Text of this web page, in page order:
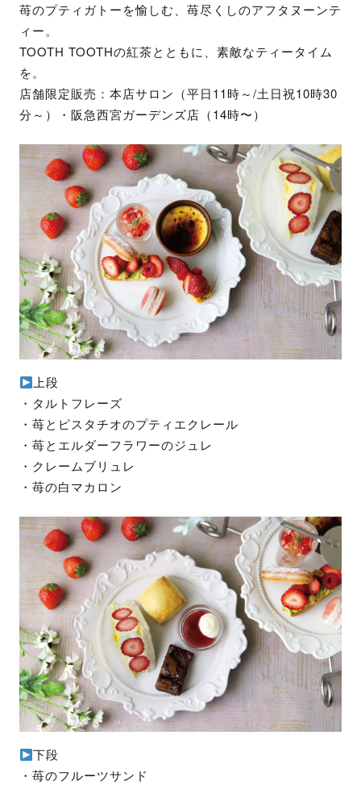
苺のプティガトーを愉しむ、苺尽くしのアフタヌーンテ
ィー。
TOOTH TOOTHの紅茶とともに、素敵なティータイム
を。
店舗限定販売：本店サロン（平日11時～/土日祝10時30
分～）・阪急西宮ガーデンズ店（14時〜）
上段
・タルトフレーズ
・苺とピスタチオのプティエクレール
・苺とエルダーフラワーのジュレ
・クレームブリュレ
・苺の白マカロン
下段
・苺のフルーツサンド